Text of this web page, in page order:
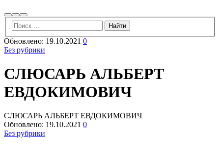
НайтиБольше
информации
Главное
меню
Обновлено: 19.10.2021 0
Без рубрики
СЛЮСАРЬ АЛЬБЕРТ
ЕВДОКИМОВИЧ
СЛЮСАРЬ АЛЬБЕРТ ЕВДОКИМОВИЧ
Обновлено: 19.10.2021 0
Без рубрики